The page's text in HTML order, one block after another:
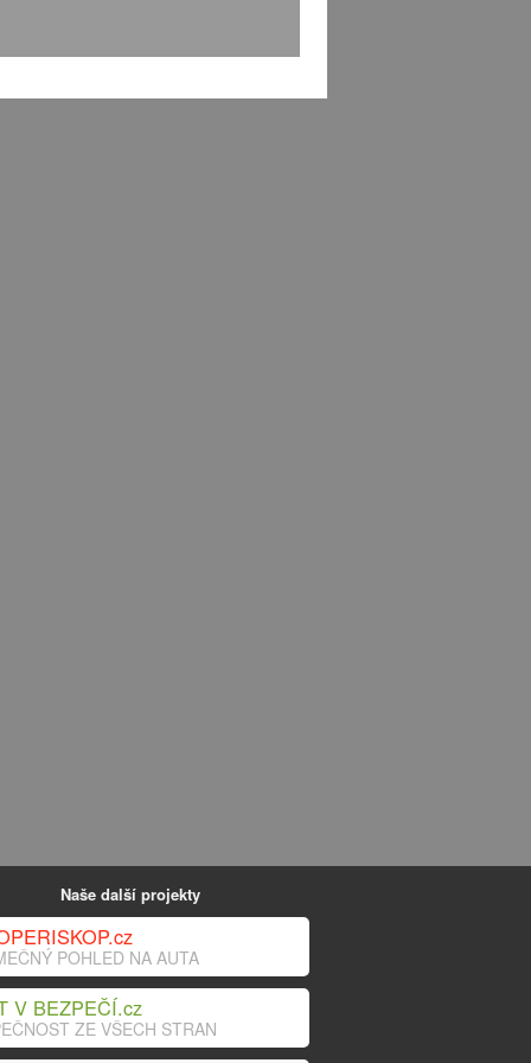
Naše další projekty
POHLED NA AUTA
V BEZPEČÍ.cz
ZE VŠECH STRAN